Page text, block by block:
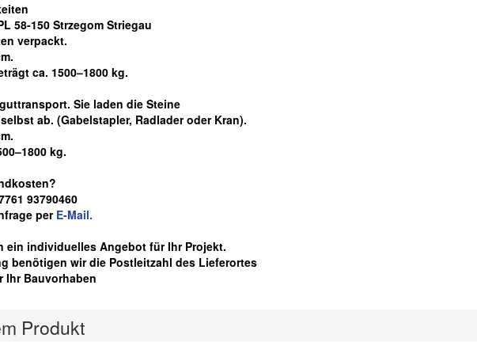
58-150 Strzegom Striegau
verpackt.
ca. 1500–1800 kg.
Sie laden die Steine
ab. (Gabelstapler, Radlader oder Kran).
kg.
93790460
per E-Mail.
ein individuelles Angebot für Ihr Projekt.
benötigen wir die Postleitzahl des Lieferortes
Ihr Bauvorhaben
Produkt